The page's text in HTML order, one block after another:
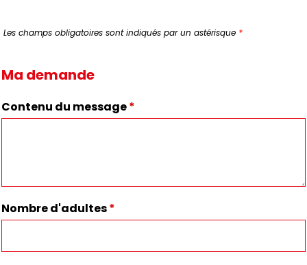
Les champs obligatoires sont indiqués par un astérisque *
Ma demande
Contenu du message*
Nombre d'adultes*